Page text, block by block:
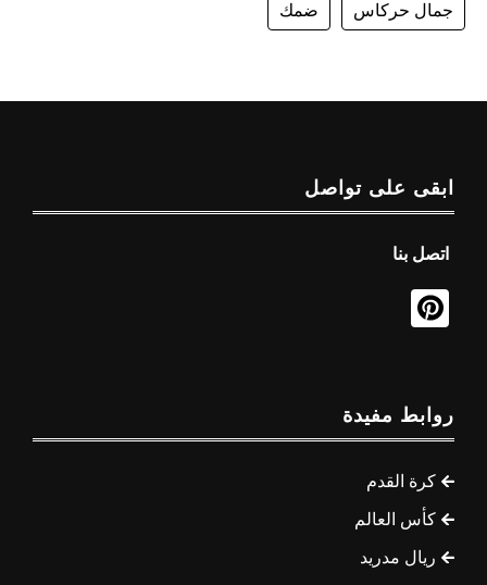
جمال حركاس ضمك
ابقى على تواصل
اتصل بنا
روابط مفيدة
كرة القدم
كأس العالم
ريال مدريد